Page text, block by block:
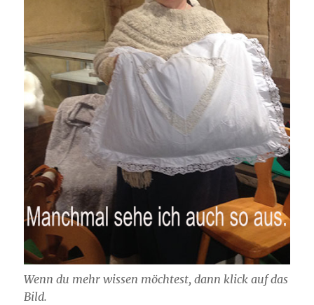
Wenn du mehr wissen möchtest, dann klick auf das
Bild.